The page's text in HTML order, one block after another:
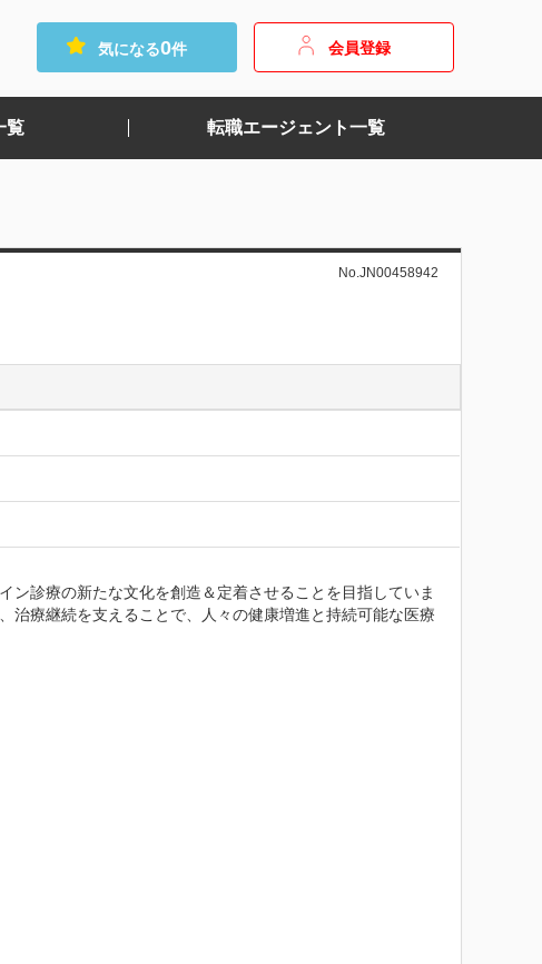
気になる0件 会員登録
覧 転職エージェント一覧
No.JN00458942
診療の新たな文化を創造＆定着させることを目指していま
治療継続を支えることで、人々の健康増進と持続可能な医療